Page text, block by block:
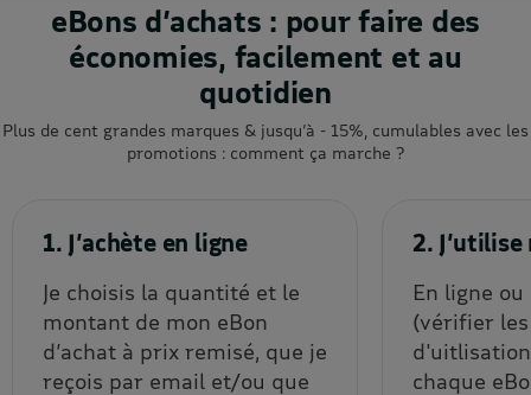
eBons d’achats : pour faire des
économies, facilement et au
quotidien
Plus de cent grandes marques & jusqu’à - 15%, cumulables avec les
promotions : comment ça marche ?
1. J’achète en ligne
Je choisis la quantité et le
montant de mon eBon
d’achat à prix remisé, que je
reçois par email et/ou que
2.
En ligne
(vérifier
chaque